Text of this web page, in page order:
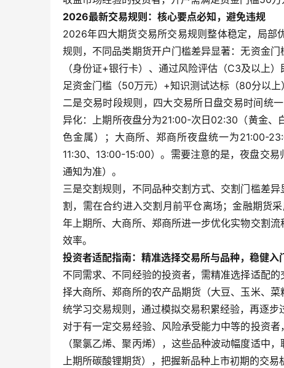
2026最新交易规则：核心要点必知，避免违规
2026年四大期货交易所交易规则整体稳定，局部
规则，不同品类期货开户门槛差异显著：无资金
（身份证+银行卡）、通过风险评估（C3及以上
足资金门槛（50万元）+知识测试达标（80分以上
二是交易时段规则，四大交易所日盘交易时间统
异化：上期所夜盘分为21:00-次日02:30（黄金
色金属）；大商所、郑商所夜盘统一为21:00-
11:30、13:00-15:00）。需要注意的是，夜盘交
通知为准）。
三是交割规则，不同品种交割方式、交割门槛差
割，需在合约进入交割月前平仓离场；金融期货
年上期所、大商所、郑商所进一步优化实物交割
效率。
投资者适配指南：精准选择交易所与品种，稳健入
不同需求、不同经验的投资者，需精准选择适配
择大商所、郑商所的农产品期货（大豆、玉米、
统学习交易规则，通过模拟交易积累经验，再逐步
对于有一定交易经验、风险承受能力中等的投资
（聚氯乙烯、聚丙烯），这些品种波动幅度适中
上期所碳酸锂期货），把握新品种上市初期的交易